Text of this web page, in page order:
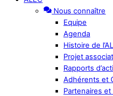
Nous connaître
Equipe
Agenda
Histoire de
Projet
Rapports
Adhérents et
Partenaires et